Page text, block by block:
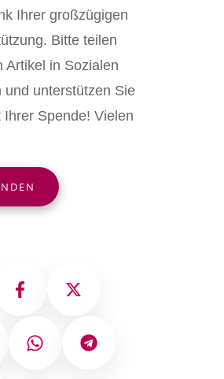
Ihrer großzügigen
Bitte teilen
Artikel in Sozialen
und unterstützen Sie
Ihrer Spende! Vielen
Facebook X
WhatsAppTelegram